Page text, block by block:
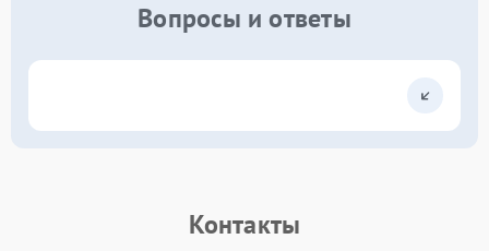
Вопросы и ответы
Контакты